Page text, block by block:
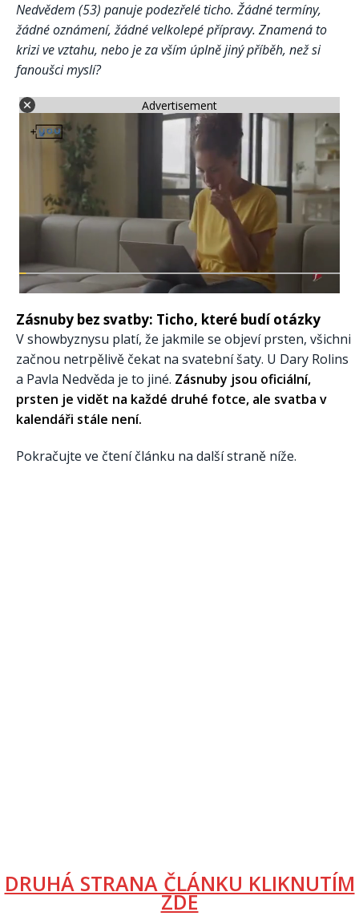
Nedvědem (53) panuje podezřelé ticho. Žádné termíny,
žádné oznámení, žádné velkolepé přípravy. Znamená to
krizi ve vztahu, nebo je za vším úplně jiný příběh, než si
fanoušci myslí?
Advertisement
Zásnuby bez svatby: Ticho, které budí otázky
V showbyznysu platí, že jakmile se objeví prsten, všichni
začnou netrpělivě čekat na svatební šaty. U Dary Rolins
a Pavla Nedvěda je to jiné. Zásnuby jsou oficiální,
prsten je vidět na každé druhé fotce, ale svatba v
kalendáři stále není.
Pokračujte ve čtení článku na další straně níže.
DRUHÁ STRANA ČLÁNKU KLIKNUTÍM
ZDE